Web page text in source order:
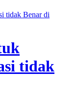
tidak Benar di
tidak